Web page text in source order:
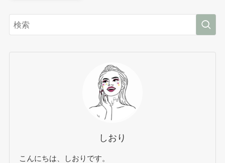
しおり
こんにちは、しおりです。